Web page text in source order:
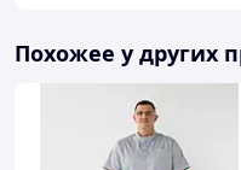
Похожее у других